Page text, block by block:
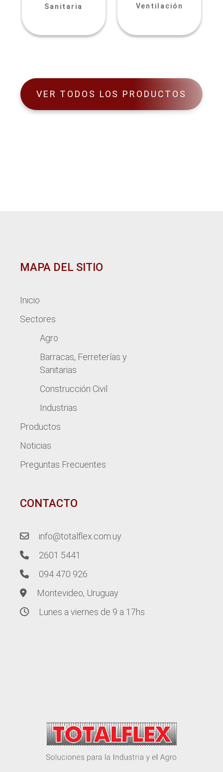
Sanitaria Ventilación
VER TODOS LOS PRODUCTOS
MAPA DEL SITIO
Inicio
Sectores
Agro
Barracas, Ferreterías y
Sanitarias
Construcción Civil
Industrias
Productos
Noticias
Preguntas Frecuentes
CONTACTO
info@totalflex.com.uy
2601 5441
094 470 926
Montevideo, Uruguay
Lunes a viernes de 9 a 17hs